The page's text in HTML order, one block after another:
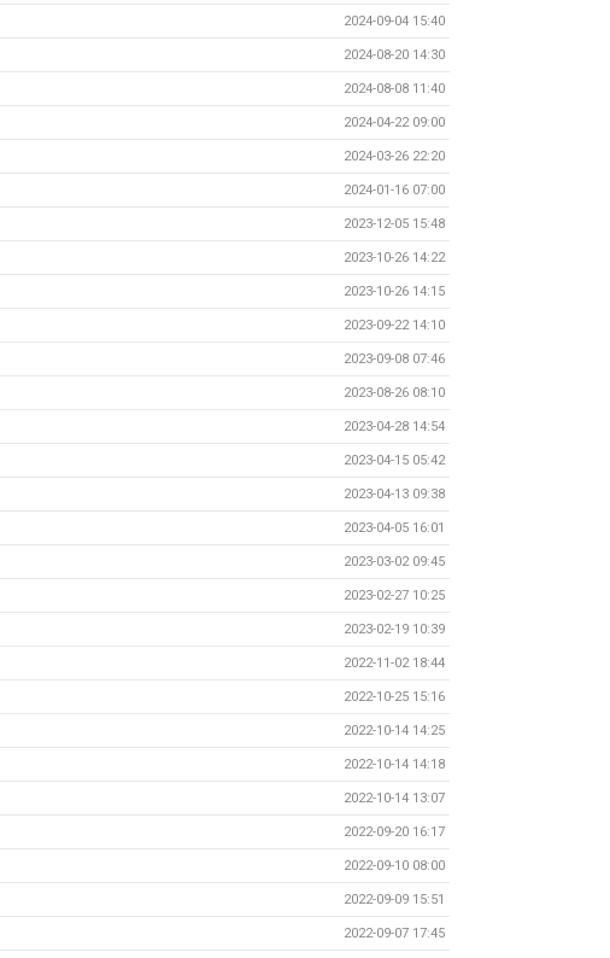
2024-09-04 15:40
2024-08-20 14:30
2024-08-08 11:40
2024-04-22 09:00
2024-03-26 22:20
2024-01-16 07:00
2023-12-05 15:48
2023-10-26 14:22
2023-10-26 14:15
2023-09-22 14:10
2023-09-08 07:46
2023-08-26 08:10
2023-04-28 14:54
2023-04-15 05:42
2023-04-13 09:38
2023-04-05 16:01
2023-03-02 09:45
2023-02-27 10:25
2023-02-19 10:39
2022-11-02 18:44
2022-10-25 15:16
2022-10-14 14:25
2022-10-14 14:18
2022-10-14 13:07
2022-09-20 16:17
2022-09-10 08:00
2022-09-09 15:51
2022-09-07 17:45